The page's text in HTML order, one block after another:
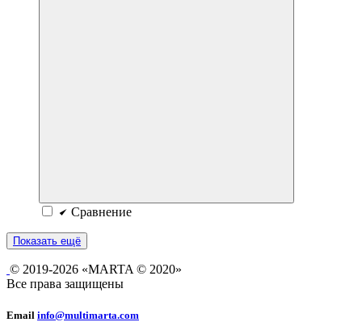
Сравнение
Показать ещё
© 2019-2026 «MARTA © 2020»
Все права защищены
Email info@multimarta.com